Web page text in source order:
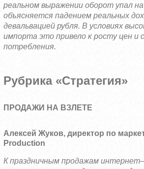
реальном выражении оборот упал
объясняется падением реальных
девальвацией рубля. В условиях
импорта это привело к росту цен и
потребления.
Рубрика «Стратегия»
ПРОДАЖИ НА ВЗЛЕТЕ
Алексей Жуков, директор по
Production
К праздничным продажам